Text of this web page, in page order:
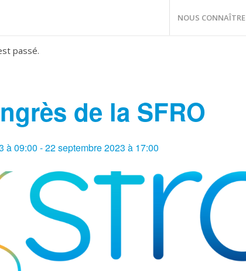
NOUS CONNAÎTRE
passé.
de la SFRO
à 09:00 -22 septembre 2023 à 17:00